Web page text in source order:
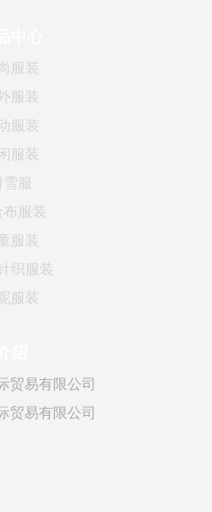
服装
服装
服装
服装
雪服
布服装
服装
织服装
服装
贸易有限公司
贸易有限公司